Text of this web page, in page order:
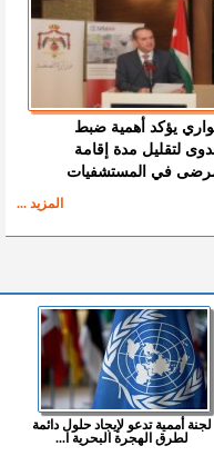
يؤكد أهمية ضبط
لتقليل مدة إقامة
في المستشفيات
المزيد ...
لجنة أممية تدعو لإيجاد حلول دائمة
لطرق الهجرة البحرية ا...